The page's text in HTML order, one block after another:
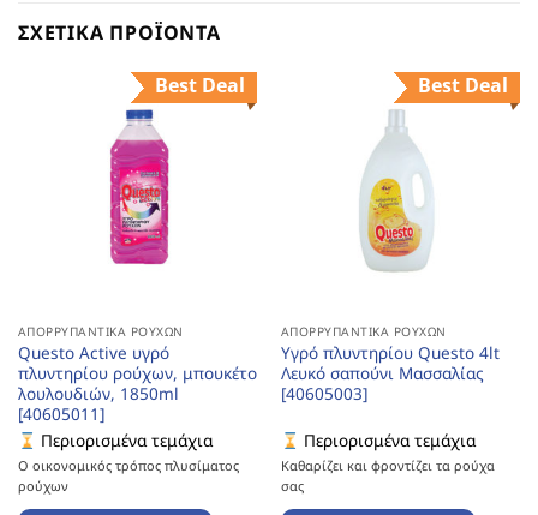
ΣΧΕΤΙΚΆ ΠΡΟΪΌΝΤΑ
Best Deal
ΑΠΟΡΡΥΠΑΝΤΙΚΆ ΡΟΎΧΩΝ
Questo Active υγρό
πλυντηρίου ρούχων, μπουκέτο
λουλουδιών, 1850ml
[40605011]
Περιορισμένα τεμάχια
Ο οικονομικός τρόπος πλυσίματος
ρούχων
Best Deal
ΑΠΟΡΡΥΠΑΝΤΙΚΆ ΡΟΎΧΩΝ
Υγρό πλυντηρίου Questo 4lt
Λευκό σαπούνι Μασσαλίας
[40605003]
Περιορισμένα τεμάχια
Καθαρίζει και φροντίζει τα ρούχα
σας